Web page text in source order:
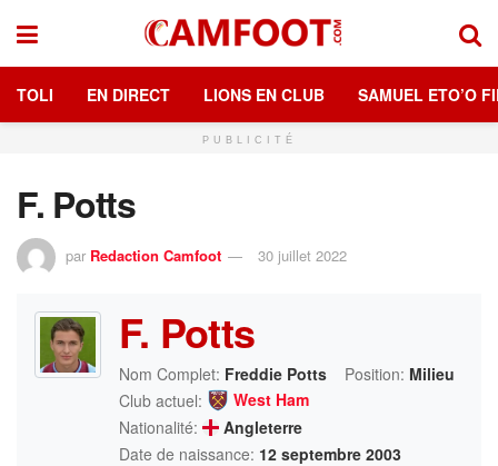
TOLI EN DIRECT LIONS EN CLUB SAMUEL ETO’O
PUBLICITÉ
F. Potts
par Redaction Camfoot 30 juillet 2022
F. Potts
Nom Complet: Freddie Potts Position: Milieu
Club actuel:
West Ham
Nationalité:
Angleterre
Date de naissance: 12 septembre 2003